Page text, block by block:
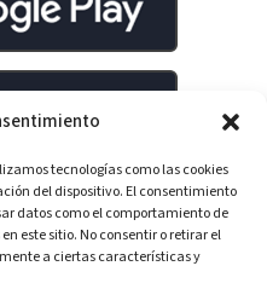
tecnologías como las cookies
del dispositivo. El consentimiento
datos como el comportamiento de
este sitio. No consentir o retirar el
a ciertas características y